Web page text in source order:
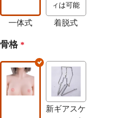
一体式
ィは可能
着脱式
骨格 *
新ギアスケ